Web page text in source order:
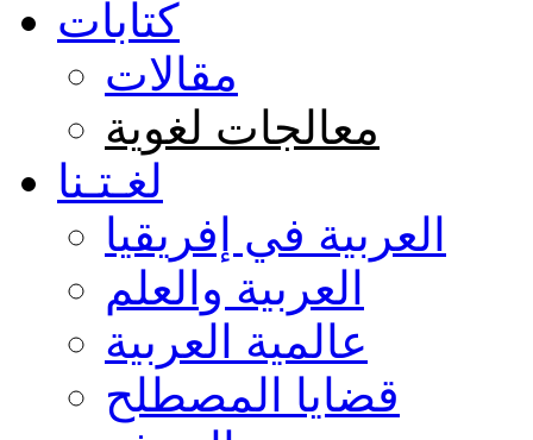
كتابات
مقالات
معالجات لغوية
لغـتـنا
العربية في إفريقيا
العربية والعلم
عالمية العربية
قضايا المصطلح